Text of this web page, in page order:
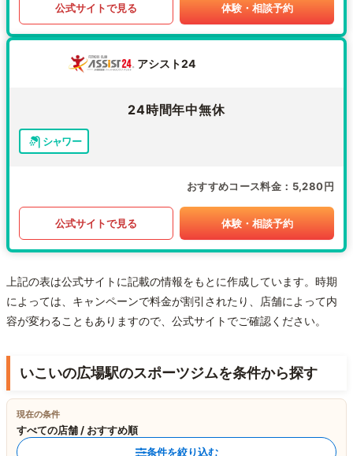
公式サイトで見る 体験・相談予約
アシスト24
24時間年中無休
シャワー
おすすめコース料金 5,280円
公式サイトで見る 体験・相談予約
上記の表は公式サイトに記載の情報をもとに作成しています。時期
によっては、キャンペーンで料金が割引されたり、店舗によって内
容が変わることもありますので、公式サイトでご確認ください。
いこいの広場駅のスポーツジムを条件から探す
現在の条件
すべての店舗 / おすすめ順
条件を絞り込む